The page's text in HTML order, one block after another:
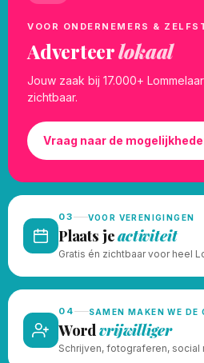
VOOR ONDERNEMERS &
Adverteerlokaal
Jouw zaak bij 17.000+
zichtbaar.
Vraag naar de
03 VOOR VERENIGINGEN
Plaats jeactiviteit
Gratis én zichtbaar voor heel
04 SAMEN MAKEN WE DE
Wordvrijwilliger
Schrijven, fotograferen, social